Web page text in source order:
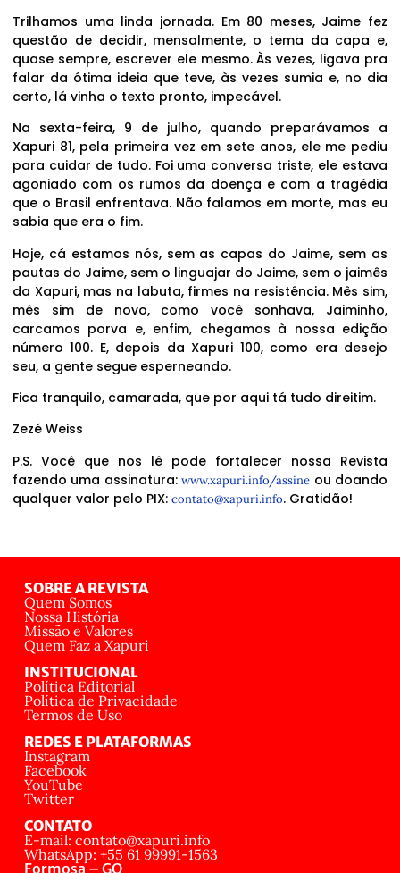
Trilhamos uma linda jornada. Em 80 meses, Jaime fez
questão de decidir, mensalmente, o tema da capa e,
quase sempre, escrever ele mesmo. Às vezes, ligava pra
falar da ótima ideia que teve, às vezes sumia e, no dia
certo, lá vinha o texto pronto, impecável.
Na sexta-feira, 9 de julho, quando preparávamos a
Xapuri 81, pela primeira vez em sete anos, ele me pediu
para cuidar de tudo. Foi uma conversa triste, ele estava
agoniado com os rumos da doença e com a tragédia
que o Brasil enfrentava. Não falamos em morte, mas eu
sabia que era o fim.
Hoje, cá estamos nós, sem as capas do Jaime, sem as
pautas do Jaime, sem o linguajar do Jaime, sem o jaimês
da Xapuri, mas na labuta, firmes na resistência. Mês sim,
mês sim de novo, como você sonhava, Jaiminho,
carcamos porva e, enfim, chegamos à nossa edição
número 100. E, depois da Xapuri 100, como era desejo
seu, a gente segue esperneando.
Fica tranquilo, camarada, que por aqui tá tudo direitim.
Zezé Weiss
P.S. Você que nos lê pode fortalecer nossa Revista
fazendo uma assinatura:www.xapuri.info/assine ou doando
qualquer valor pelo PIX: contato@xapuri.info. Gratidão!
SOBRE A REVISTA
Quem Somos
Nossa História
Missão e Valores
Quem Faz a Xapuri
INSTITUCIONAL
Política Editorial
Política de Privacidade
Termos de Uso
REDES E PLATAFORMAS
Instagram
Facebook
YouTube
Twitter
CONTATO
E-mail: contato@xapuri.info
WhatsApp: +55 61 99991-1563
Formosa – GO